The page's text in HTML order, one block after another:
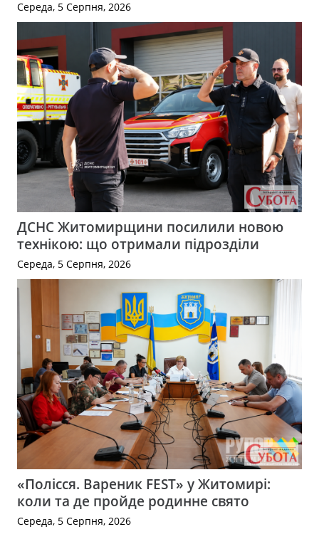
Середа, 5 Серпня, 2026
ДСНС Житомирщини посилили новою
технікою: що отримали підрозділи
Середа, 5 Серпня, 2026
«Полісся. Вареник FEST» у Житомирі:
коли та де пройде родинне свято
Середа, 5 Серпня, 2026